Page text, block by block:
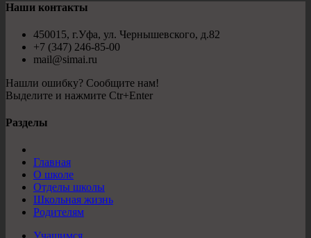
Наши контакты
450015, г.Уфа, ул. Чернышевского, д.82
+7 (347) 246-85-00
mail@simai.ru
Нашли ошибку? Сообщите нам!
Выделите и нажмите Ctr+Enter
Разделы
Главная
О школе
Отделы школы
Школьная жизнь
Родителям